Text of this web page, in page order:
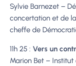
Sylvie Barnezet –
concertation et de
cheffe de
11h 25 : Vers un
Marion Bet –